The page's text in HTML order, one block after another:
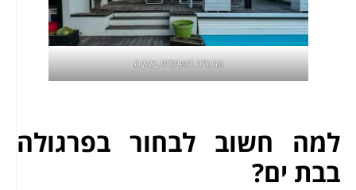
פרגולה חשמליתבגינה
למה חשוב לבחור בפרגולה
בבת ים?